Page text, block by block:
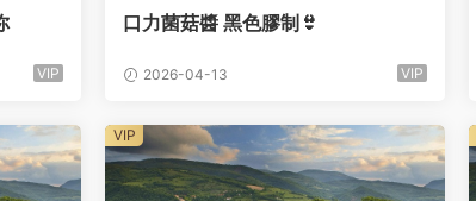
VIP
口力菌菇醬 黑色膠制👙
2026-04-13 VIP
VIP